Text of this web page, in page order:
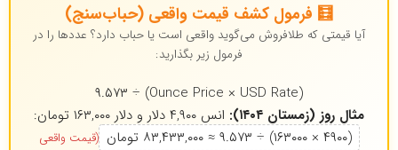
🧮 فرمول کشف قیمت واقعی (حباب‌سنج)
آیا قیمتی که طلافروش می‌گوید واقعی است یا حباب دارد؟ عددها را در
فرمول زیر بگذارید:
(Ounce Price × USD Rate) ÷ ۹.۵۷۳
مثال روز (زمستان ۱۴۰۴):
انس ۴,۹۰۰ دلار و دلار ۱۶۳,۰۰۰ تومان:
(۴۹۰۰ × ۱۶۳۰۰۰) ÷ ۹.۵۷۳ ≈ ۸۳,۴۳۳,۰۰۰ تومان
(قیمت واقعی